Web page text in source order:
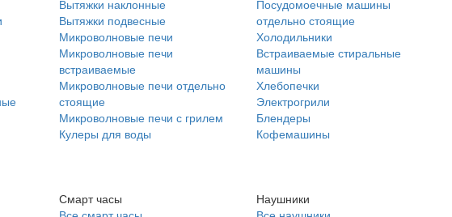
Вытяжки наклонные
Вытяжки подвесные
Микроволновые печи
Микроволновые печи
встраиваемые
Микроволновые печи отдельно
стоящие
Микроволновые печи с грилем
Кулеры для воды
Посудомоечные машины
отдельно стоящие
Холодильники
Встраиваемые стиральные
машины
Хлебопечки
Электрогрили
Блендеры
Кофемашины
Смарт часы
Наушники